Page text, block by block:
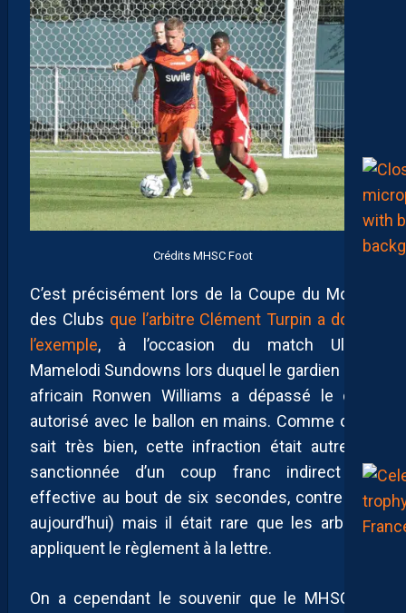
Crédits MHSC Foot
C’est précisément lors de la Coupe du Monde
des Clubs que l’arbitre Clément Turpin a donné
l’exemple, à l’occasion du match Ulsan-
Mamelodi Sundowns lors duquel le gardien sud-
africain Ronwen Williams a dépassé le délai
autorisé avec le ballon en mains. Comme on le
sait très bien, cette infraction était autrefois
sanctionnée d’un coup franc indirect (et
effective au bout de six secondes, contre huit
aujourd’hui) mais il était rare que les arbitres
appliquent le règlement à la lettre.
On a cependant le souvenir que le MHSC en